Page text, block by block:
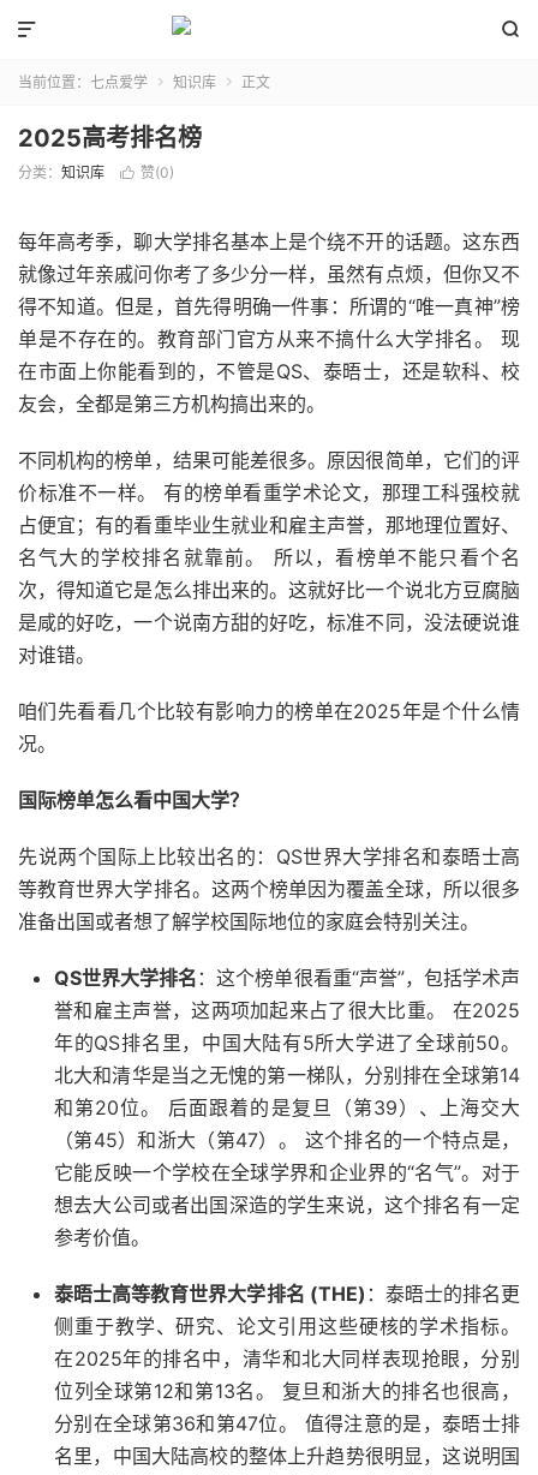


当前位置： 七点爱学  知识库  正文
2025高考排名榜
分类： 知识库  赞(0)
每年高考季，聊大学排名基本上是个绕不开的话题。这东西
就像过年亲戚问你考了多少分一样，虽然有点烦，但你又不
得不知道。但是，首先得明确一件事：所谓的“唯一真神”榜
单是不存在的。教育部门官方从来不搞什么大学排名。 现
在市面上你能看到的，不管是QS、泰晤士，还是软科、校
友会，全都是第三方机构搞出来的。
不同机构的榜单，结果可能差很多。原因很简单，它们的评
价标准不一样。 有的榜单看重学术论文，那理工科强校就
占便宜；有的看重毕业生就业和雇主声誉，那地理位置好、
名气大的学校排名就靠前。 所以，看榜单不能只看个名
次，得知道它是怎么排出来的。这就好比一个说北方豆腐脑
是咸的好吃，一个说南方甜的好吃，标准不同，没法硬说谁
对谁错。
咱们先看看几个比较有影响力的榜单在2025年是个什么情
况。
国际榜单怎么看中国大学？
先说两个国际上比较出名的：QS世界大学排名和泰晤士高
等教育世界大学排名。这两个榜单因为覆盖全球，所以很多
准备出国或者想了解学校国际地位的家庭会特别关注。
QS世界大学排名 ：这个榜单很看重“声誉”，包括学术声
誉和雇主声誉，这两项加起来占了很大比重。 在2025
年的QS排名里，中国大陆有5所大学进了全球前50。
北大和清华是当之无愧的第一梯队，分别排在全球第14
和第20位。 后面跟着的是复旦（第39）、上海交大
（第45）和浙大（第47）。 这个排名的一个特点是，
它能反映一个学校在全球学界和企业界的“名气”。对于
想去大公司或者出国深造的学生来说，这个排名有一定
参考价值。
泰晤士高等教育世界大学排名 (THE) ：泰晤士的排名更
侧重于教学、研究、论文引用这些硬核的学术指标。
在2025年的排名中，清华和北大同样表现抢眼，分别
位列全球第12和第13名。 复旦和浙大的排名也很高，
分别在全球第36和第47位。 值得注意的是，泰晤士排
名里，中国大陆高校的整体上升趋势很明显，这说明国